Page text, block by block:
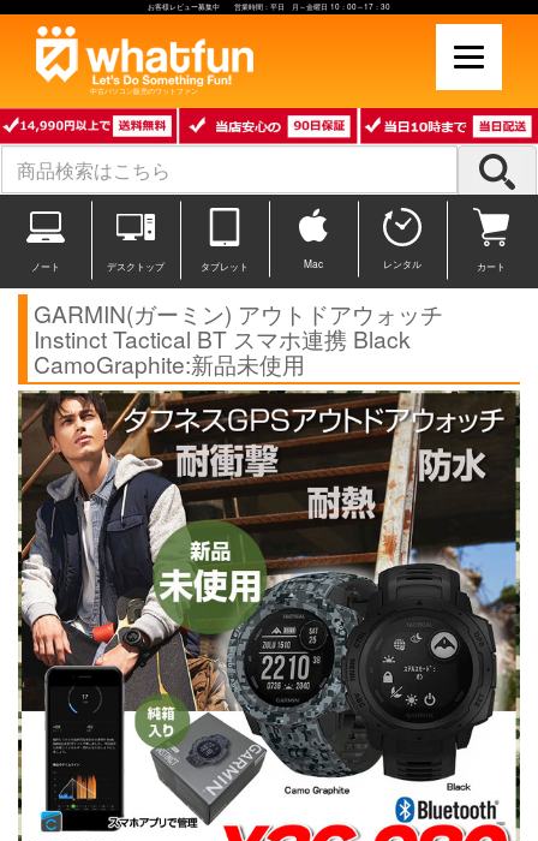
お客様レビュー募集中 営業時間：平日 月～金曜日 10：00～17：30
中古パソコン販売のワットファン
ノート デスクトップ タブレット Mac レンタル カート
GARMIN(ガーミン) アウトドアウォッチ
Instinct Tactical BT スマホ連携 Black
CamoGraphite:新品未使用